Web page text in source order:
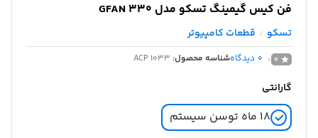
فن کیس گیمینگ تسکو مدل GFAN 330
تسکو / قطعات کامپیوتر
0
0 دیدگاهشناسه محصول: 1033 ACP
گارانتی
۱۸ ماه توسن سیستم